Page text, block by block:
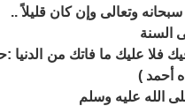
سبحانه وتعالى وإن كان قليلاً ..
السنة
فيك فلا عليك ما فاتك من
أحمد )
الله عليه وسلم